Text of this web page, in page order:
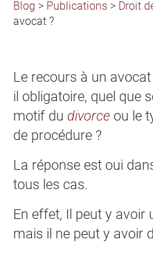
Blog > Publications> Droit
avocat ?
Le recours à un
il obligatoire, quel que
motif du divorceou le
de procédure ?
La réponse est oui
tous les cas.
En effet, Il peut y avoir
mais il ne peut y avoir